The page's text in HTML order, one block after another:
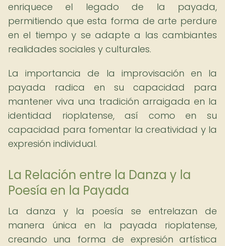
enriquece el legado de la payada,
permitiendo que esta forma de arte perdure
en el tiempo y se adapte a las cambiantes
realidades sociales y culturales.
La importancia de la improvisación en la
payada radica en su capacidad para
mantener viva una tradición arraigada en la
identidad rioplatense, así como en su
capacidad para fomentar la creatividad y la
expresión individual.
La Relación entre la Danza y la
Poesía en la Payada
La danza y la poesía se entrelazan de
manera única en la payada rioplatense,
creando una forma de expresión artística